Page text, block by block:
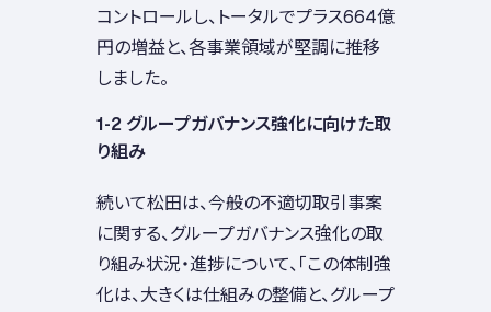
コントロールし、トータルでプラス664億
円の増益と、各事業領域が堅調に推移
しました。
1-2 グループガバナンス強化に向けた取
り組み
続いて松田は、今般の不適切取引事案
に関する、グループガバナンス強化の取
り組み状況・進捗について、「この体制強
化は、大きくは仕組みの整備と、グループ